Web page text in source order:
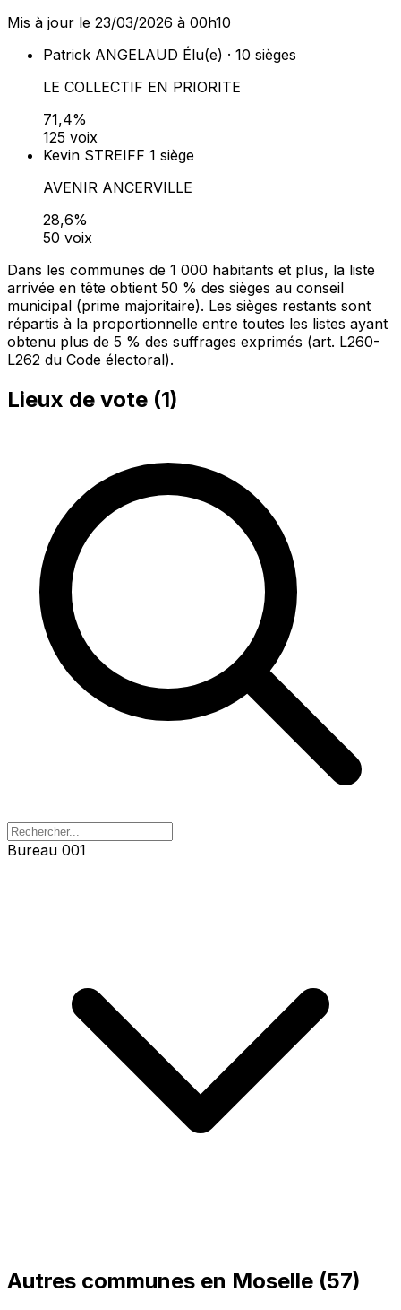
Mis à jour le 23/03/2026 à 00h10
Patrick ANGELAUD Élu(e) · 10 sièges
LE COLLECTIF EN PRIORITE
71,4%
125 voix
Kevin STREIFF 1 siège
AVENIR ANCERVILLE
28,6%
50 voix
Dans les communes de 1 000 habitants et plus, la liste
arrivée en tête obtient 50 % des sièges au conseil
municipal (prime majoritaire). Les sièges restants sont
répartis à la proportionnelle entre toutes les listes ayant
obtenu plus de 5 % des suffrages exprimés (art. L260-
L262 du Code électoral).
Lieux de vote (1)
Bureau 001
Autres communes en Moselle (57)